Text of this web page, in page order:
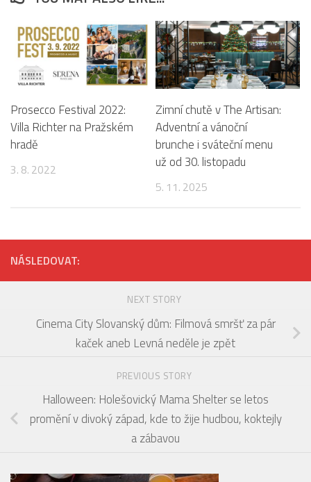
Prosecco Festival 2022:
Villa Richter na Pražském
hradě
3. 8. 2022
Zimní chutě v The Artisan:
Adventní a vánoční
brunche i sváteční menu
už od 30. listopadu
5. 11. 2025
NÁSLEDOVAT:
NEXT STORY
Cinema City Slovanský dům: Filmová smršť za pár
kaček aneb Levná neděle je zpět
PREVIOUS STORY
Halloween: Holešovický Mama Shelter se letos
promění v divoký západ, kde to žije hudbou, koktejly
a zábavou